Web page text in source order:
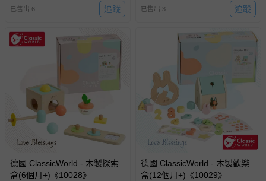
已售出 6 追蹤 已售出 3 追蹤
德國 ClassicWorld - 木製探索
盒(6個月+)《10028》
德國 ClassicWorld - 木製歡樂
盒(12個月+)《10029》